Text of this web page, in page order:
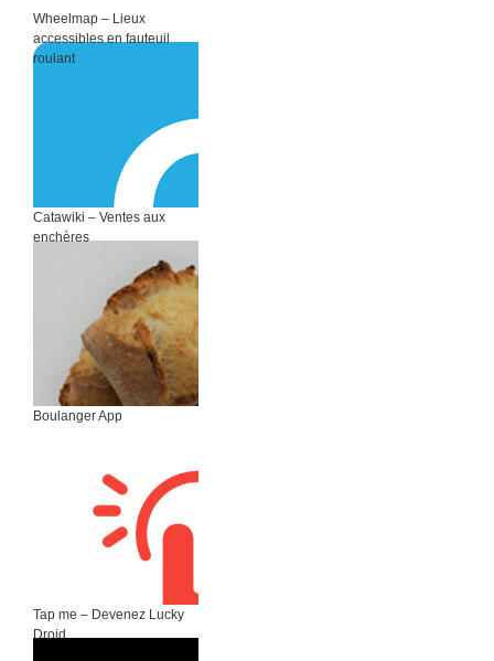
Wheelmap – Lieux
accessibles en fauteuil
roulant
Catawiki – Ventes aux
enchères
Boulanger App
Tap me – Devenez Lucky
Droid